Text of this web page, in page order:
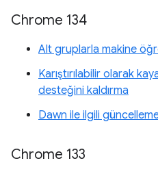
Chrome 134
Alt gruplarla makine
Karıştırılabilir olarak
desteğini kaldırma
Dawn ile ilgili
Chrome 133